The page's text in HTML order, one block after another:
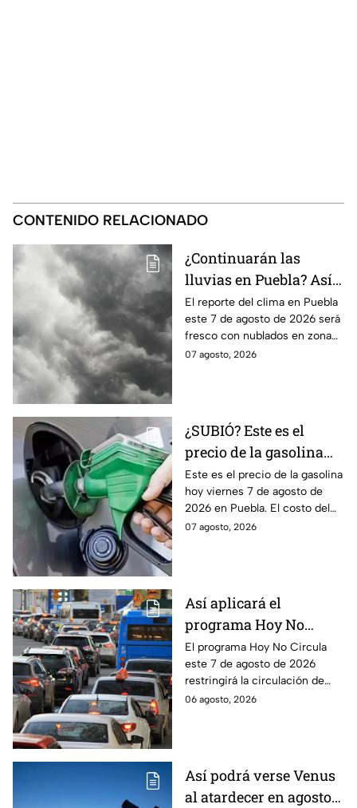
CONTENIDO RELACIONADO
¿Continuarán las
lluvias en Puebla? Así
el clima este 7 de
agosto de 2026
El reporte del clima en Puebla
este 7 de agosto de 2026 será
fresco con nublados en zona
centro y norte, mientras que al
07 agosto, 2026
¿SUBIÓ? Este es el
precio de la gasolina
Puebla hoy viernes 7 de
agosto de 2026
Este es el precio de la gasolina
hoy viernes 7 de agosto de
2026 en Puebla. El costo del
combustible cambia todos los
07 agosto, 2026
Así aplicará el
programa Hoy No
Circula este 7 de agosto
de 2026 en CDMX y
Edomex
El programa Hoy No Circula
este 7 de agosto de 2026
restringirá la circulación de
vehículos en la Ciudad de
06 agosto, 2026
Así podrá verse Venus
al atardecer en agosto